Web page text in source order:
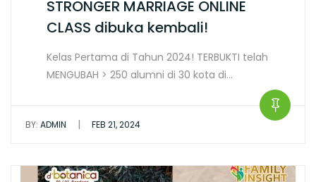
STRONGER MARRIAGE ONLINE
CLASS dibuka kembali!
Kelas Pertama di Tahun 2024! TERBUKTI telah
MENGUBAH > 250 alumni di 30 kota di…
BY: ADMIN | FEB 21, 2024